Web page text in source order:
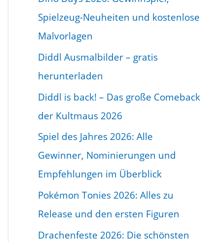
Spielzeug-Neuheiten und kostenlose
Malvorlagen
Diddl Ausmalbilder – gratis
herunterladen
Diddl is back! – Das große Comeback
der Kultmaus 2026
Spiel des Jahres 2026: Alle
Gewinner, Nominierungen und
Empfehlungen im Überblick
Pokémon Tonies 2026: Alles zu
Release und den ersten Figuren
Drachenfeste 2026: Die schönsten
B
e
i
t
r
a
g
s
-
A
r
c
h